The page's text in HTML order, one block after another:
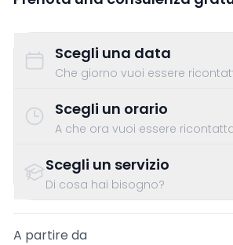
Scegli una data
Che giorno vuoi essere
Scegli un orario
A che ora vuoi essere
Scegli un servizio
Di cosa hai bisogno?
A partire da